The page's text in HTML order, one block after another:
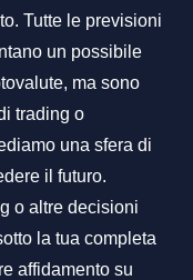
Tutte le previsioni
un possibile
ma sono
trading o
una sfera di
il futuro.
o altre decisioni
la tua completa
affidamento su